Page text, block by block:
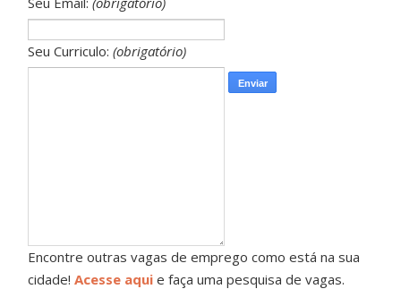
Seu Curriculo:(obrigatório)
Encontre outras vagas de emprego como está na sua
cidade!Acesse aqui e faça uma pesquisa de vagas.